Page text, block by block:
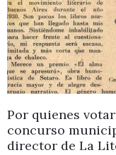
Por quienes
concurso
director de La